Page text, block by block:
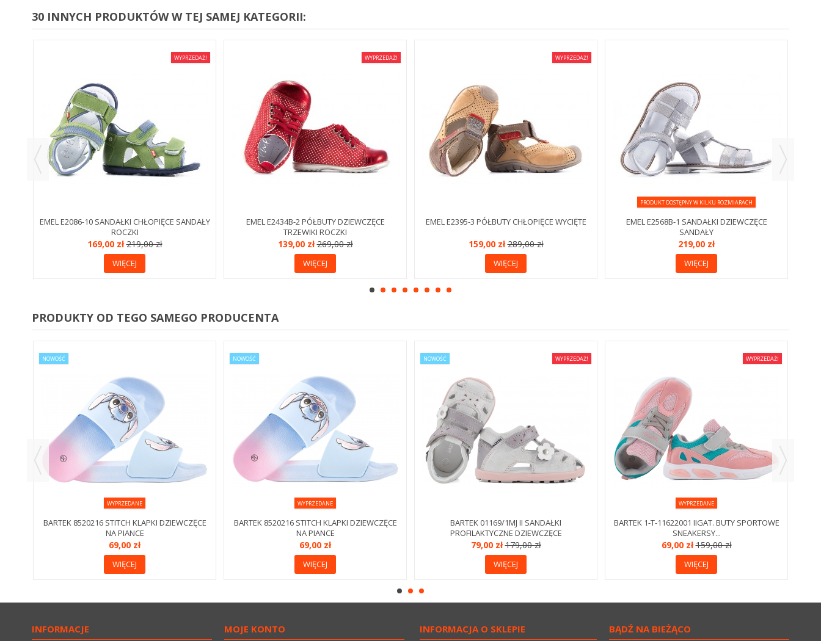
30 INNYCH PRODUKTÓW W TEJ SAMEJ KATEGORII:
WYPRZEDAŻ!
EMEL E2086-10 SANDAŁKI CHŁOPIĘCE SANDAŁY
ROCZKI
169,00 zł219,00 zł
WIĘCEJ
WYPRZEDAŻ!
EMEL E2434B-2 PÓŁBUTY DZIEWCZĘCE
TRZEWIKI ROCZKI
139,00 zł269,00 zł
WIĘCEJ
WYPRZEDAŻ!
EMEL E2395-3 PÓŁBUTY CHŁOPIĘCE WYCIĘTE
159,00 zł289,00 zł
WIĘCEJ
PRODUKT DOSTĘPNY W KILKU ROZMIARACH
EMEL E2568B-1 SANDAŁKI DZIEWCZĘCE
SANDAŁY
219,00 zł
WIĘCEJ
PRODUKTY OD TEGO SAMEGO PRODUCENTA
NOWOŚĆ
WYPRZEDANE
BARTEK 8520216 STITCH KLAPKI DZIEWCZĘCE
NA PIANCE
69,00 zł
WIĘCEJ
NOWOŚĆ
WYPRZEDANE
BARTEK 8520216 STITCH KLAPKI DZIEWCZĘCE
NA PIANCE
69,00 zł
WIĘCEJ
NOWOŚĆ WYPRZEDAŻ!
BARTEK 01169/1MJ II SANDAŁKI
PROFILAKTYCZNE DZIEWCZĘCE
79,00 zł179,00 zł
WIĘCEJ
WYPRZEDAŻ!
WYPRZEDANE
BARTEK 1-T-11622001 IIGAT. BUTY SPORTOWE
SNEAKERSY...
69,00 zł159,00 zł
WIĘCEJ
INFORMACJE MOJE KONTO INFORMACJA O SKLEPIE BĄDŹ NA BIEŻĄCO